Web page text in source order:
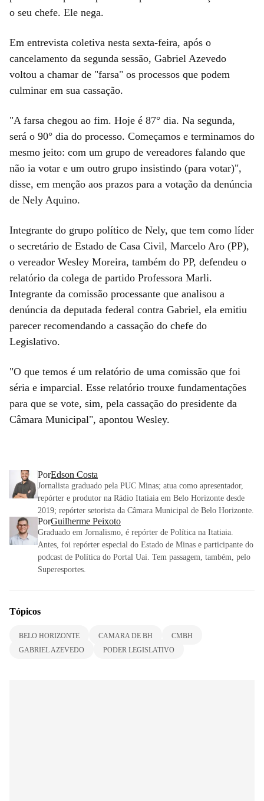
o seu chefe. Ele nega.
Em entrevista coletiva nesta sexta-feira, após o
cancelamento da segunda sessão, Gabriel Azevedo
voltou a chamar de "farsa" os processos que podem
culminar em sua cassação.
"A farsa chegou ao fim. Hoje é 87° dia. Na segunda,
será o 90° dia do processo. Começamos e terminamos do
mesmo jeito: com um grupo de vereadores falando que
não ia votar e um outro grupo insistindo (para votar)",
disse, em menção aos prazos para a votação da denúncia
de Nely Aquino.
Integrante do grupo político de Nely, que tem como líder
o secretário de Estado de Casa Civil, Marcelo Aro (PP),
o vereador Wesley Moreira, também do PP, defendeu o
relatório da colega de partido Professora Marli.
Integrante da comissão processante que analisou a
denúncia da deputada federal contra Gabriel, ela emitiu
parecer recomendando a cassação do chefe do
Legislativo.
"O que temos é um relatório de uma comissão que foi
séria e imparcial. Esse relatório trouxe fundamentações
para que se vote, sim, pela cassação do presidente da
Câmara Municipal", apontou Wesley.
PorEdson Costa
Jornalista graduado pela PUC Minas; atua como apresentador,
repórter e produtor na Rádio Itatiaia em Belo Horizonte desde
2019; repórter setorista da Câmara Municipal de Belo Horizonte.
PorGuilherme Peixoto
Graduado em Jornalismo, é repórter de Política na Itatiaia.
Antes, foi repórter especial do Estado de Minas e participante do
podcast de Política do Portal Uai. Tem passagem, também, pelo
Superesportes.
Tópicos
BELO HORIZONTE CAMARA DE BH
CMBH
GABRIEL AZEVEDO
PODER LEGISLATIVO